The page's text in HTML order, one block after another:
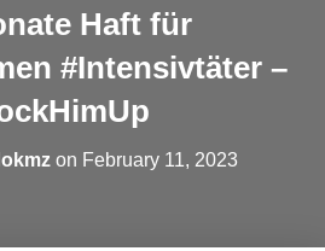
Haft für
#Intensivtäter –
on February 11, 2023